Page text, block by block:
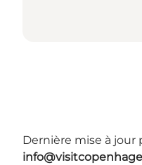
Dernière mise à jour